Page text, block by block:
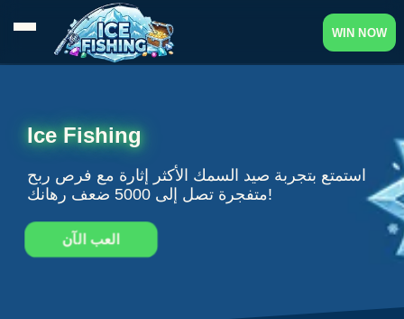
WIN NOW
Ice Fishing
استمتع بتجربة صيد السمك الأكثر إثارة مع فرص ربح
متفجرة تصل إلى 5000 ضعف رهانك!
العب الآن